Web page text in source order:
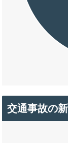
交通事故の